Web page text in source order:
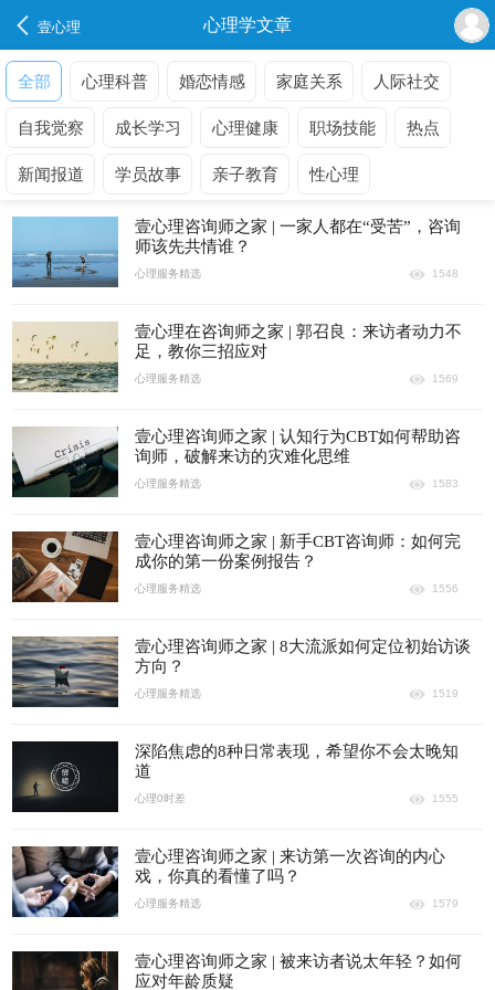
壹心理 心理学文章
全部 心理科普 婚恋情感 家庭关系 人际社交
自我觉察 成长学习 心理健康 职场技能 热点
新闻报道 学员故事 亲子教育 性心理
壹心理咨询师之家 | 一家人都在“受苦”，咨询
师该先共情谁？
心理服务精选 1548
壹心理在咨询师之家 | 郭召良：来访者动力不
足，教你三招应对
心理服务精选 1569
壹心理咨询师之家 | 认知行为CBT如何帮助咨
询师，破解来访的灾难化思维
心理服务精选 1583
壹心理咨询师之家 | 新手CBT咨询师：如何完
成你的第一份案例报告？
心理服务精选 1556
壹心理咨询师之家 | 8大流派如何定位初始访谈
方向？
心理服务精选 1519
深陷焦虑的8种日常表现，希望你不会太晚知
道
心理0时差 1555
壹心理咨询师之家 | 来访第一次咨询的内心
戏，你真的看懂了吗？
心理服务精选 1579
壹心理咨询师之家 | 被来访者说太年轻？如何
应对年龄质疑